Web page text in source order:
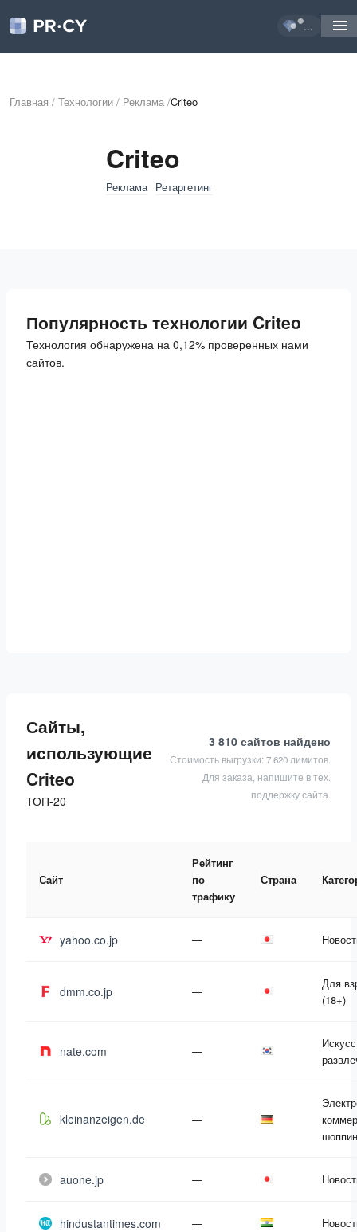
...
Главная / Технологии / Реклама /Criteo
Criteo
Реклама Ретаргетинг
Популярность технологии Criteo
Технология обнаружена на 0,12% проверенных нами
сайтов.
Сайты,
использующие
Criteo
ТОП-20
3 810 сайтов найдено
Стоимость выгрузки: 7 620 лимитов.
Для заказа, напишите в тех.
поддержку сайта.
Сайт
Рейтинг
по
трафику
Страна
yahoo.co.jp —
dmm.co.jp —
Для
(18+)
nate.com —
kleinanzeigen.de —
auone.jp —
hindustantimes.com —